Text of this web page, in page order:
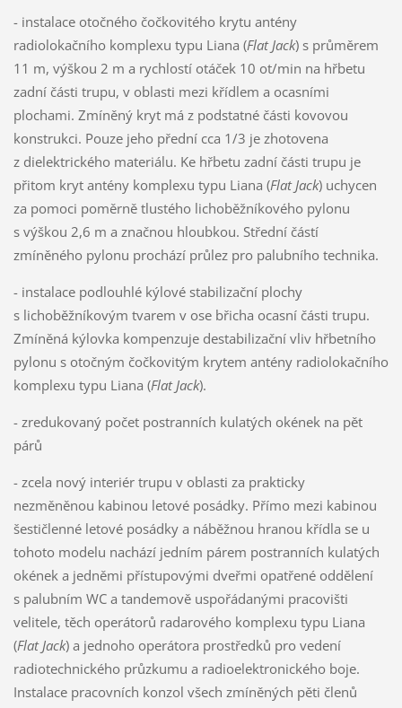
- instalace otočného čočkovitého krytu antény
radiolokačního komplexu typu Liana (Flat Jack) s průměrem
11 m, výškou 2 m a rychlostí otáček 10 ot/min na hřbetu
zadní části trupu, v oblasti mezi křídlem a ocasními
plochami. Zmíněný kryt má z podstatné části kovovou
konstrukci. Pouze jeho přední cca 1/3 je zhotovena
z dielektrického materiálu. Ke hřbetu zadní části trupu je
přitom kryt antény komplexu typu Liana (Flat Jack) uchycen
za pomoci poměrně tlustého lichoběžníkového pylonu
s výškou 2,6 m a značnou hloubkou. Střední částí
zmíněného pylonu prochází průlez pro palubního technika.
- instalace podlouhlé kýlové stabilizační plochy
s lichoběžníkovým tvarem v ose břicha ocasní části trupu.
Zmíněná kýlovka kompenzuje destabilizační vliv hřbetního
pylonu s otočným čočkovitým krytem antény radiolokačního
komplexu typu Liana (Flat Jack).
- zredukovaný počet postranních kulatých okének na pět
párů
- zcela nový interiér trupu v oblasti za prakticky
nezměněnou kabinou letové posádky. Přímo mezi kabinou
šestičlenné letové posádky a náběžnou hranou křídla se u
tohoto modelu nachází jedním párem postranních kulatých
okének a jedněmi přístupovými dveřmi opatřené oddělení
s palubním WC a tandemově uspořádanými pracovišti
velitele, těch operátorů radarového komplexu typu Liana
(Flat Jack) a jednoho operátora prostředků pro vedení
radiotechnického průzkumu a radioelektronického boje.
Instalace pracovních konzol všech zmíněných pěti členů